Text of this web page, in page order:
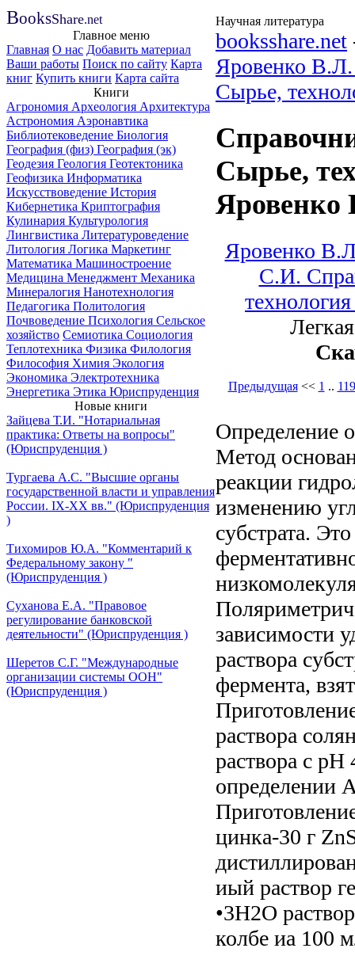
BooksShare.net
Научная литература
Главное меню
Главная О нас Добавить материал
Ваши работы Поиск по сайту Карта
книг Купить книги Карта сайта
Книги
Агрономия Археология Архитектура
Астрономия Аэронавтика
Библиотековедение Биология
География (физ) География (эк)
Геодезия Геология Геотектоника
Геофизика Информатика
Искусствоведение История
Кибернетика Криптография
Кулинария Культурология
Лингвистика Литературоведение
Литология Логика Маркетинг
Математика Машиностроение
Медицина Менеджмент Механика
Минералогия Нанотехнология
Педагогика Политология
Почвоведение Психология Сельское
хозяйство Семиотика Социология
Теплотехника Физика Филология
Философия Химия Экология
Экономика Электротехника
Энергетика Этика Юриспруденция
Новые книги
Зайцева Т.И. "Нотариальная
практика: Ответы на вопросы"
(Юриспруденция )
Тургаева А.С. "Высшие органы
государственной власти и управления
России. IХ-ХХ вв." (Юриспруденция
)
Тихомиров Ю.А. "Комментарий к
Федеральному закону "
(Юриспруденция )
Суханова Е.А. "Правовое
регулирование банковской
деятельности" (Юриспруденция )
Шеретов С.Г. "Международные
организации системы ООН"
(Юриспруденция )
booksshare.net
Яровенко
Сырье,
Сырье,
Яровенко
Яровенко
С.И.
Предыдущая<< 1 .. 119
Определение
Метод
реакции
изменению
субстрата.
зависимости
раствора
фермента,
раствора
раствора с
определении
цинка-30 г
иый раствор
•3H2O
колбе иа 100